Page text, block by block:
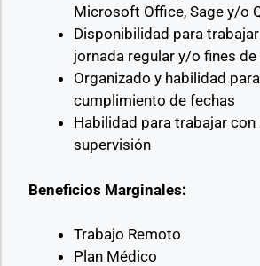
Microsoft Office, Sage y/o
Disponibilidad para
jornada regular y/o fines de
Organizado y habilidad
cumplimiento de fechas
Habilidad para trabajar con
supervisión
Beneficios Marginales:
Trabajo Remoto
Plan Médico